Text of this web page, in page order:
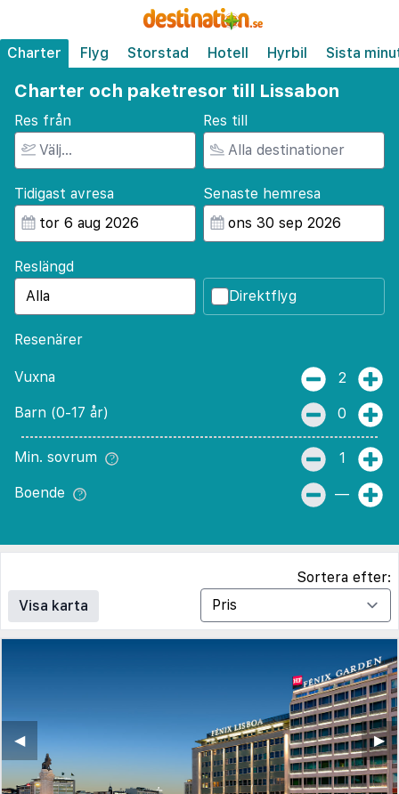
Charter Flyg Storstad Hotell Hyrbil Sista
Charter och paketresor till Lissabon
Res från Res till
Tidigast avresa Senaste hemresa
Reslängd
Direktflyg
Resenärer
Vuxna 2
Barn (0-17 år) 0
Min. sovrum 1
Boende —
Visa karta
Sortera efter:
▶︎
◀︎